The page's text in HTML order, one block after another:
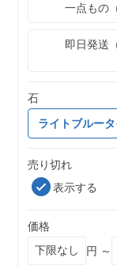
一点もの
即日発送
石
ライトブルー
売り切れ
表示する
価格
円 ～